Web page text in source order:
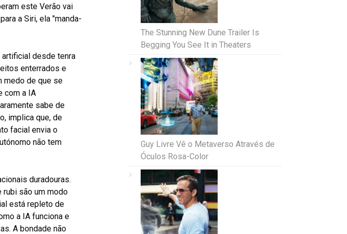
este Verão vai
a Siri, ela "manda-
desde tenra
enterrados e
medo de que se
com a IA
sabe de
implica que, de
facial envia o
não tem
duradouras.
rubi são um modo
está repleto de
a IA funciona e
A bondade não
The Stunning New Dune Trailer Is
Begging You See It in Theaters
Guy Livre Vê o Metaverso Através de
Óculos Rosa-Color